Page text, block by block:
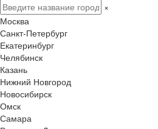
×
Москва
Санкт-Петербург
Екатеринбург
Челябинск
Казань
Нижний Новгород
Новосибирск
Омск
Самара